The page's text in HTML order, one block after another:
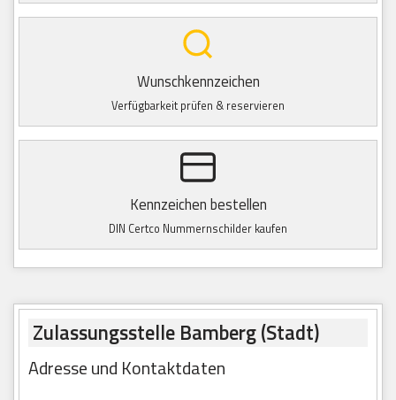
Wunschkennzeichen
Verfügbarkeit prüfen & reservieren
Kennzeichen bestellen
DIN Certco Nummernschilder kaufen
Zulassungsstelle Bamberg (Stadt)
Adresse und Kontaktdaten